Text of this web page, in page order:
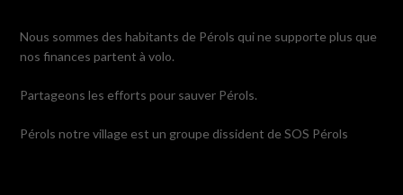
Nous sommes des habitants de Pérols qui ne supporte plus que
nos finances partent à volo.
Partageons les efforts pour sauver Pérols.
Pérols notre village est un groupe dissident de SOS Pérols